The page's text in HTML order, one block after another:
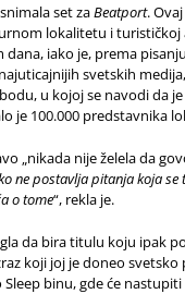
set zaBeatport.
lokalitetu i
iako je, prema
svetskih
u kojoj se navodi da
je 100.000 predstavnika
„nikada nije želela da
ne postavlja pitanja koja
o tome“, rekla je.
da bira titulu koju ipak
koji joj je doneo
binu, gde će